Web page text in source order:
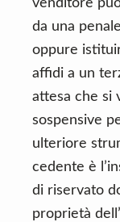
venditore
da una
oppure
affidi a un
attesa che si
sospensive
ulteriore
cedente è
di riservato
proprietà